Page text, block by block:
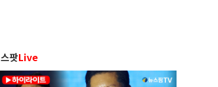
스팟Live